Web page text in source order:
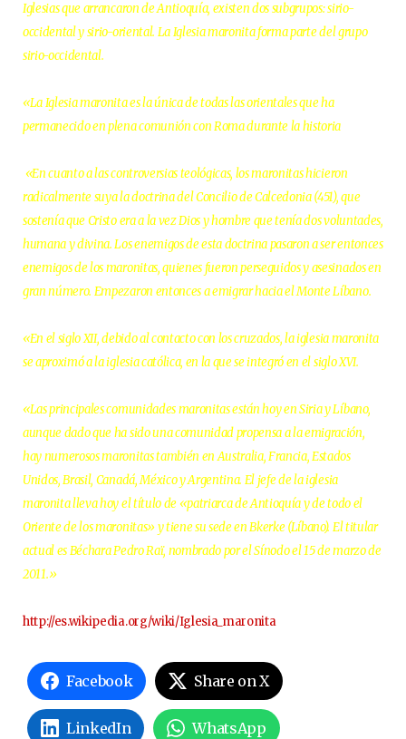
Iglesias que arrancaron de Antioquía, existen dos subgrupos: sirio-
occidental y sirio-oriental. La Iglesia maronita forma parte del grupo
sirio-occidental.
«La Iglesia maronita es la única de todas las orientales que ha
permanecido en plena comunión con Roma durante la historia
«En cuanto a las controversias teológicas, los maronitas hicieron
radicalmente suya la doctrina del Concilio de Calcedonia (451), que
sostenía que Cristo era a la vez Dios y hombre que tenía dos voluntades,
humana y divina. Los enemigos de esta doctrina pasaron a ser entonces
enemigos de los maronitas, quienes fueron perseguidos y asesinados en
gran número. Empezaron entonces a emigrar hacia el Monte Líbano.
«En el siglo XII, debido al contacto con los cruzados, la iglesia maronita
se aproximó a la iglesia católica, en la que se integró en el siglo XVI.
«Las principales comunidades maronitas están hoy en Siria y Líbano,
aunque dado que ha sido una comunidad propensa a la emigración,
hay numerosos maronitas también en Australia, Francia, Estados
Unidos, Brasil, Canadá, México y Argentina. El jefe de la iglesia
maronita lleva hoy el título de «patriarca de Antioquía y de todo el
Oriente de los maronitas» y tiene su sede en Bkerke (Líbano). El titular
actual es Béchara Pedro Raï, nombrado por el Sínodo el 15 de marzo de
2011.»
http://es.wikipedia.org/wiki/Iglesia_maronita
Facebook Share on X
LinkedIn WhatsApp